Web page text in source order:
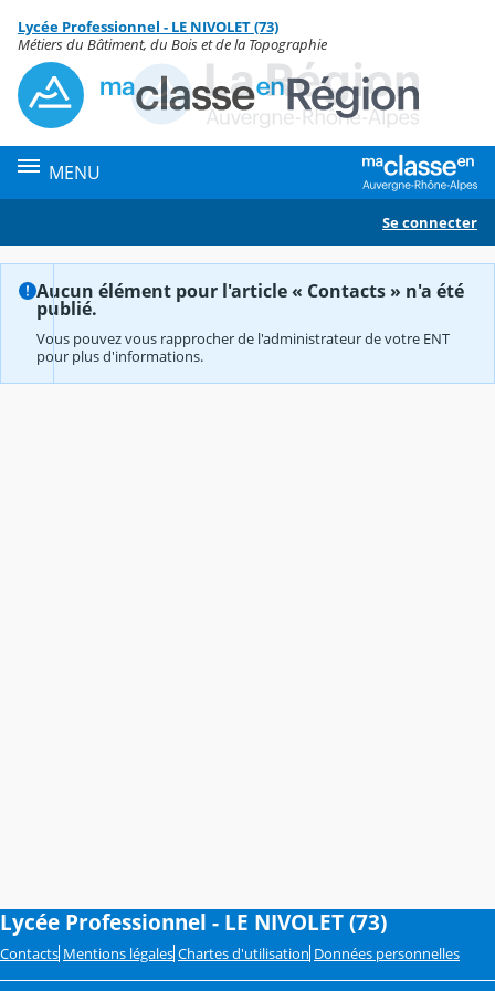
Contenu
Lycée Professionnel - LE NIVOLET (73)
Métiers du Bâtiment, du Bois et de la Topographie
MENU
Se connecter
Aucun élément pour l'article « Contacts » n'a été
publié.
Vous pouvez vous rapprocher de l'administrateur de votre ENT
pour plus d'informations.
Lycée Professionnel - LE NIVOLET (73)
Contacts Mentions légales Chartes d'utilisation Données personnelles